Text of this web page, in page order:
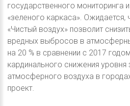
государственного
«зеленого каркаса». Ожидается,
«Чистый воздух» позволит
вредных выбросов в
на 20 % в сравнении с 2017
кардинального снижения уровня
атмосферного воздуха в
проект.